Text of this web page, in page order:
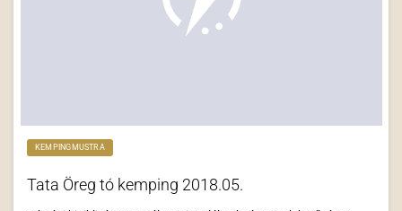
KEMPINGMUSTRA
Tata Öreg tó kemping 2018.05.